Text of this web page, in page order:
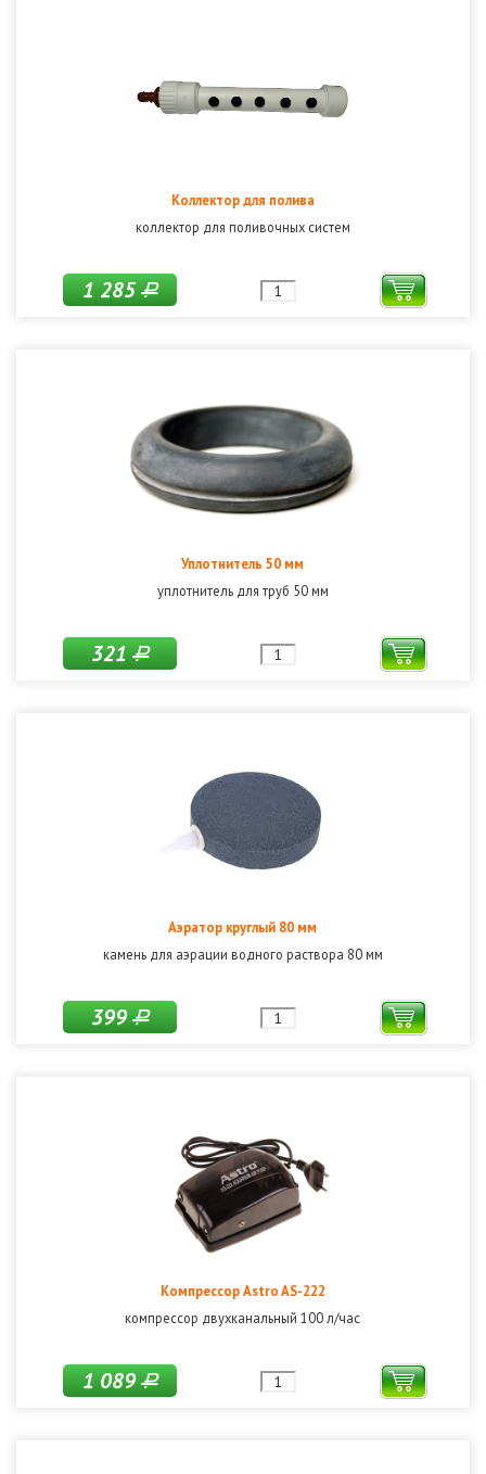
Коллектор для полива
коллектор для поливочных систем
1 285Р
Уплотнитель 50 мм
уплотнитель для труб 50 мм
321Р
Аэратор круглый 80 мм
камень для аэрации водного раствора 80 мм
399Р
Компрессор Astro AS-222
компрессор двухканальный 100 л/час
1 089Р